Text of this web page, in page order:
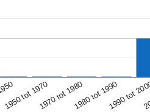
1950 tot 19701970 tot 19801980 tot 19901990 tot